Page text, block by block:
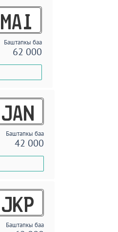
MAI
Баштапкы баа
62 000
JAN
Баштапкы баа
42 000
JKP
Баштапкы баа